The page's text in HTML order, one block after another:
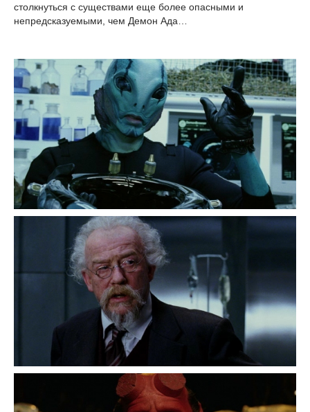
столкнуться с существами еще более опасными и
непредсказуемыми, чем Демон Ада…